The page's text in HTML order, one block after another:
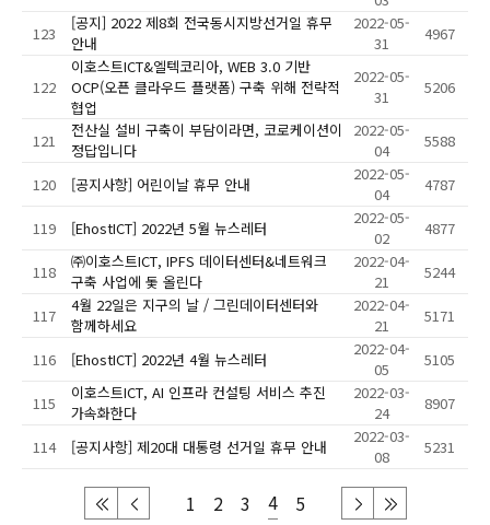
123
[공지] 2022 제8회 전국동시지방선거일 휴무
안내
2022-05-
31
4967
122
이호스트ICT&엘텍코리아, WEB 3.0 기반
OCP(오픈 클라우드 플랫폼) 구축 위해 전략적
협업
2022-05-
31
5206
121
전산실 설비 구축이 부담이라면, 코로케이션이
정답입니다
2022-05-
04
5588
120 [공지사항] 어린이날 휴무 안내
2022-05-
04
4787
119 [EhostICT] 2022년 5월 뉴스레터
2022-05-
02
4877
118
㈜이호스트ICT, IPFS 데이터센터&네트워크
구축 사업에 돛 올린다
2022-04-
21
5244
117
4월 22일은 지구의 날 / 그린데이터센터와
함께하세요
2022-04-
21
5171
116 [EhostICT] 2022년 4월 뉴스레터
2022-04-
05
5105
115
이호스트ICT, AI 인프라 컨설팅 서비스 추진
가속화한다
2022-03-
24
8907
114 [공지사항] 제20대 대통령 선거일 휴무 안내
2022-03-
08
5231
1 2 3 4 5